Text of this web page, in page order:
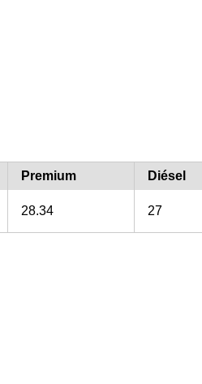
Premium
Diésel
28.34 27